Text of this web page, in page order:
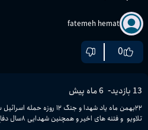
fatemeh hemat
0
13 بازدید- 6 ماه پیش
٢٢بهمن ماه یاد شهدا و جنگ
تلاویو  و فتنه های اخیر و همچنین شهدایی ٨سال دفاع مقدس